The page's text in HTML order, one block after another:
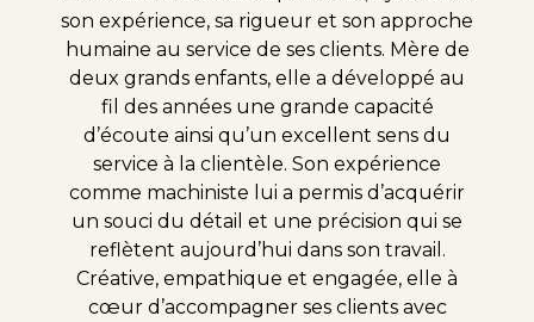
son expérience, sa rigueur et son approche
humaine au service de ses clients. Mère de
deux grands enfants, elle a développé au
fil des années une grande capacité
d’écoute ainsi qu’un excellent sens du
service à la clientèle. Son expérience
comme machiniste lui a permis d’acquérir
un souci du détail et une précision qui se
reflètent aujourd’hui dans son travail.
Créative, empathique et engagée, elle à
cœur d’accompagner ses clients avec